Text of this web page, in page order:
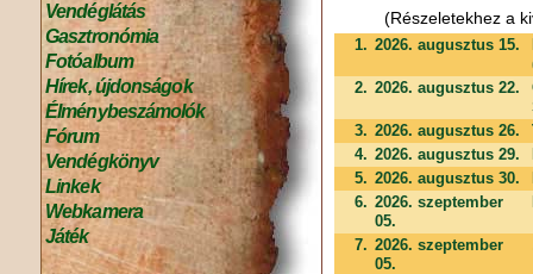
Vendéglátás
Gasztronómia
Fotóalbum
Hírek, újdonságok
Élménybeszámolók
Fórum
Vendégkönyv
Linkek
Webkamera
Játék
(Részeletekhez a
1. 2026. augusztus 15.
2. 2026. augusztus 22.
3. 2026. augusztus 26.
4. 2026. augusztus 29.
5. 2026. augusztus 30.
6. 2026. szeptember
05.
7. 2026. szeptember
05.